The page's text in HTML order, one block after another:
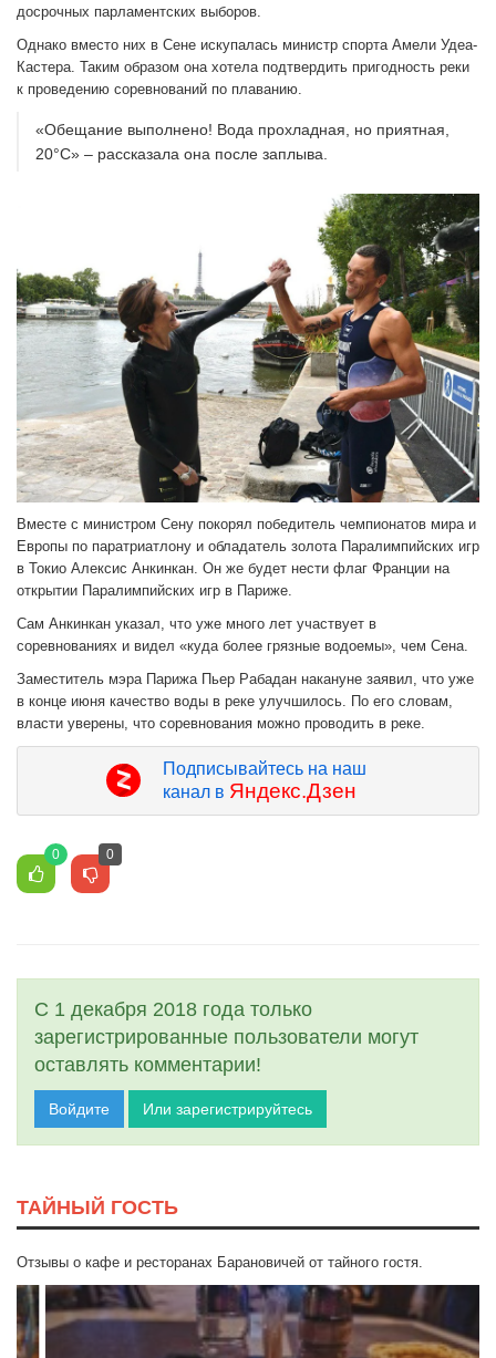
досрочных парламентских выборов.
Однако вместо них в Сене искупалась министр спорта Амели Удеа-
Кастера. Таким образом она хотела подтвердить пригодность реки
к проведению соревнований по плаванию.
«Обещание выполнено! Вода прохладная, но приятная,
20°C» – рассказала она после заплыва.
Вместе с министром Сену покорял победитель чемпионатов мира и
Европы по паратриатлону и обладатель золота Паралимпийских игр
в Токио Алексис Анкинкан. Он же будет нести флаг Франции на
открытии Паралимпийских игр в Париже.
Сам Анкинкан указал, что уже много лет участвует в
соревнованиях и видел «куда более грязные водоемы», чем Сена.
Заместитель мэра Парижа Пьер Рабадан накануне заявил, что уже
в конце июня качество воды в реке улучшилось. По его словам,
власти уверены, что соревнования можно проводить в реке.
Подписывайтесь на наш
канал в Яндекс.Дзен
0 0
С 1 декабря 2018 года только
зарегистрированные пользователи могут
оставлять комментарии!
Войдите Или зарегистрируйтесь
ТАЙНЫЙ ГОСТЬ
Отзывы о кафе и ресторанах Барановичей от тайного гостя.